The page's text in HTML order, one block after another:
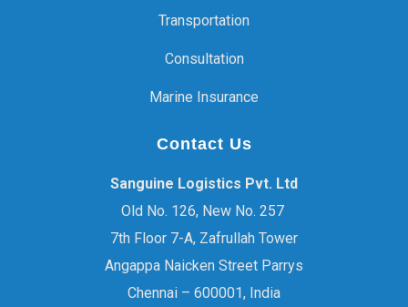
Transportation
Consultation
Marine Insurance
Contact Us
Sanguine Logistics Pvt. Ltd
Old No. 126, New No. 257
7th Floor 7-A, Zafrullah Tower
Angappa Naicken Street Parrys
Chennai – 600001, India